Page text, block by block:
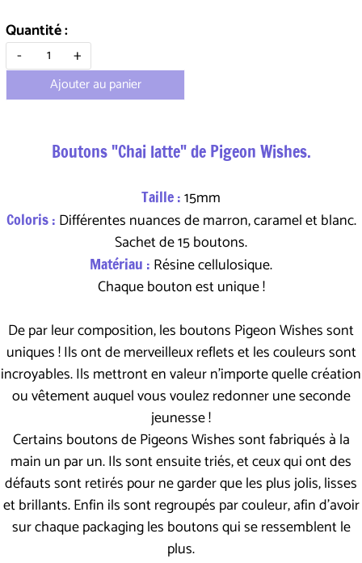
Quantité :
-
+
Ajouter au panier
Boutons "Chai latte" de Pigeon Wishes.
Taille :15mm
Coloris : Différentes nuances de marron, caramel et blanc.
Sachet de 15 boutons.
Matériau : Résine cellulosique.
Chaque bouton est unique !
De par leur composition, les boutons Pigeon Wishes sont
uniques ! Ils ont de merveilleux reflets et les couleurs sont
incroyables. Ils mettront en valeur n'importe quelle création
ou vêtement auquel vous voulez redonner une seconde
jeunesse !
Certains boutons de Pigeons Wishes sont fabriqués à la
main un par un. Ils sont ensuite triés, et ceux qui ont des
défauts sont retirés pour ne garder que les plus jolis, lisses
et brillants. Enfin ils sont regroupés par couleur, afin d'avoir
sur chaque packaging les boutons qui se ressemblent le
plus.